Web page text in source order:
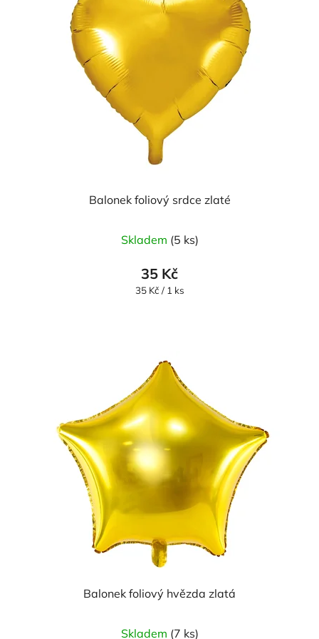
Balonek foliový srdce zlaté
Skladem (5 ks)
35 Kč
Měrná
35 Kč / 1 ks
Balonek foliový hvězda zlatá
Skladem (7 ks)